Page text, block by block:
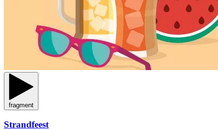
fragment
Strandfeest